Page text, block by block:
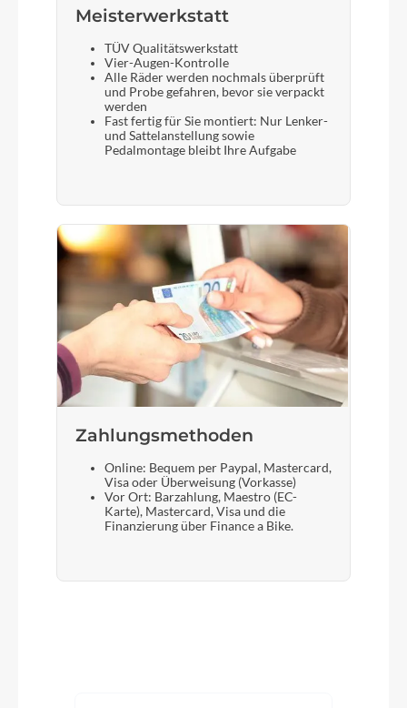
Meisterwerkstatt
TÜV Qualitätswerkstatt
Vier-Augen-Kontrolle
Alle Räder werden nochmals überprüft
und Probe gefahren, bevor sie verpackt
werden
Fast fertig für Sie montiert: Nur Lenker-
und Sattelanstellung sowie
Pedalmontage bleibt Ihre Aufgabe
Zahlungsmethoden
Online: Bequem per Paypal, Mastercard,
Visa oder Überweisung (Vorkasse)
Vor Ort: Barzahlung, Maestro (EC-
Karte), Mastercard, Visa und die
Finanzierung über Finance a Bike.